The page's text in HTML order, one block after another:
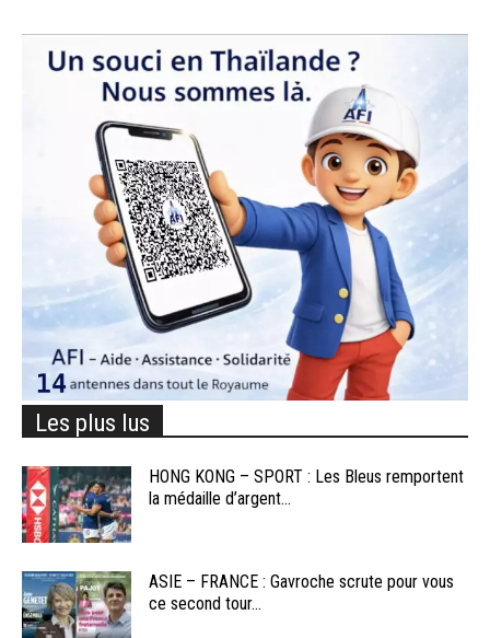
Les plus lus
HONG KONG – SPORT : Les Bleus remportent
la médaille d’argent...
ASIE – FRANCE : Gavroche scrute pour vous
ce second tour...